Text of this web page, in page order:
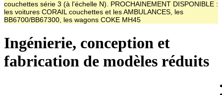
couchettes série 3 (à l'échelle N). PROCHAINEMENT DISPONIBLE :
les voitures CORAIL couchettes et les AMBULANCES, les
BB6700/BB67300, les wagons COKE MH45
Ingénierie, conception et
fabrication de modèles réduits